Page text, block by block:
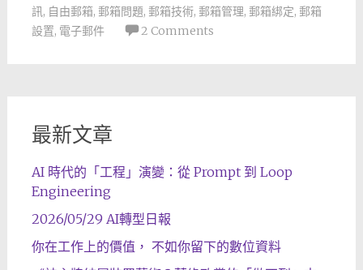
訊, 自由郵箱, 郵箱問題, 郵箱技術, 郵箱管理, 郵箱綁定, 郵箱
設置, 電子郵件 2 Comments
最新文章
AI 時代的「工程」演變：從 Prompt 到 Loop
Engineering
2026/05/29 AI轉型日報
你在工作上的價值， 不如你留下的數位資料